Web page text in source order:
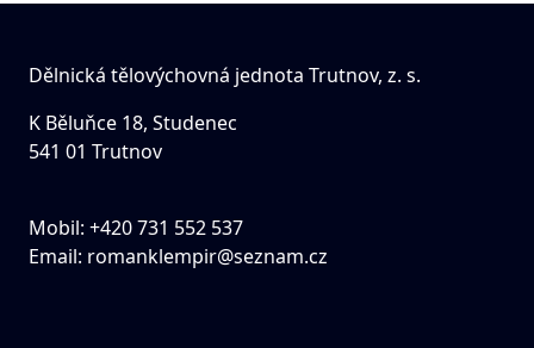
Dělnická tělovýchovná jednota Trutnov, z. s.
K Běluňce 18, Studenec
541 01 Trutnov
Mobil: +420 731 552 537
Email: romanklempir@seznam.cz